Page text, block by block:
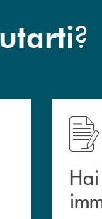
?
filiali&nbsp;
Hai